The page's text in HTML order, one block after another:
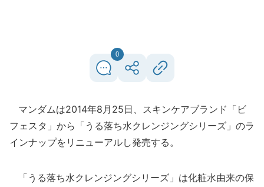
0
マンダムは2014年8月25日、スキンケアブランド「ビ
フェスタ」から「うる落ち水クレンジングシリーズ」のラ
インナップをリニューアルし発売する。
「うる落ち水クレンジングシリーズ」は化粧水由来の保